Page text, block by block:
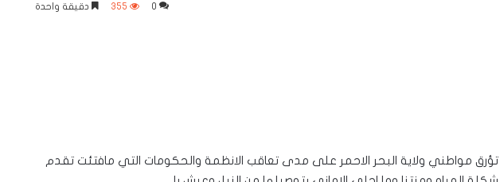
0
355 دقيقة واحدة
مواطني ولاية البحر الاحمر على مدى تعاقب الانظمة والحكومات التي مافتئت تقدم